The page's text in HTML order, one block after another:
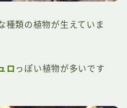
種類の植物が生えていま
ロ っぽい植物が多いです